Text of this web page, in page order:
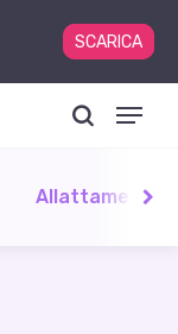
Menu
Allattamento
SCARICA